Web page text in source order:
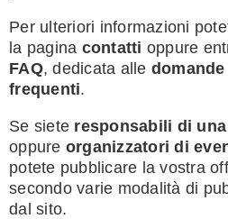
Per ulteriori informazioni
la pagina contatti oppure
FAQ, dedicata alle
frequenti.
Se siete responsabili di
oppure organizzatori di
potete pubblicare la vostra
secondo varie modalità di
dal sito.